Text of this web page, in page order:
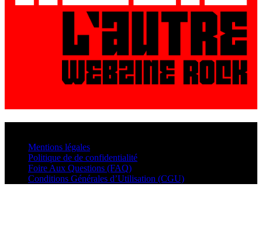
Mentions légales
Politique de de confidentialité
Foire Aux Questions (FAQ)
Conditions Générales d’Utilisation (CGU)